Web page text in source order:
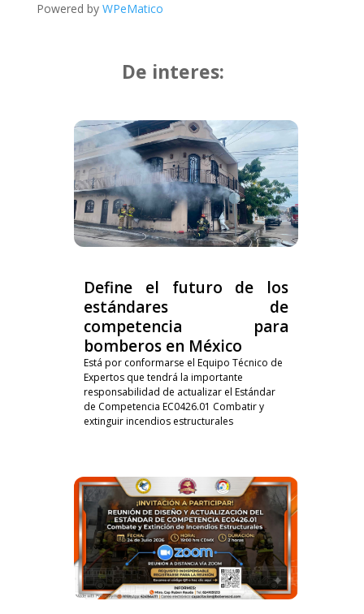
Powered by WPeMatico
De interes:
Define el futuro de los
estándares de
competencia para
bomberos en México
Está por conformarse el Equipo Técnico de
Expertos que tendrá la importante
responsabilidad de actualizar el Estándar
de Competencia EC0426.01 Combatir y
extinguir incendios estructurales